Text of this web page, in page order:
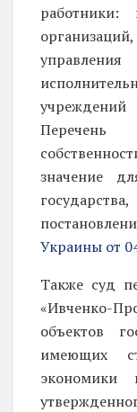
учреждений
Перечень
значение
Украины от
Также суд
«Ивченко-
объектов
имеющих
экономики